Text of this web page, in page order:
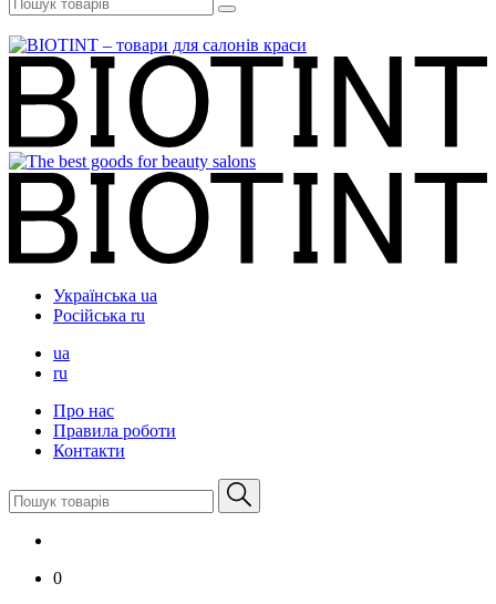
Українська ua
Російська ru
ua
ru
Про нас
Правила роботи
Контакти
0